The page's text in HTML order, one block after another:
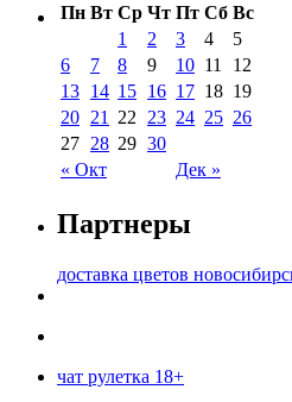
Пн Вт Ср Чт Пт Сб Вс
« Окт Дек »
1 2 3 4
5
6
7 8 9 10 11
12
13 14 15 16 17 18 19
20 21 22 23 24 25 26
27 28 29 30
Партнеры
доставка цветов
чат рулетка 18+